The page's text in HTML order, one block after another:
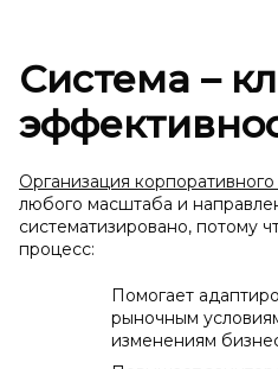
Система –
Организация
любого масштаба и
систематизировано, потому
процесс:
Помогает
рыночным
изменениям